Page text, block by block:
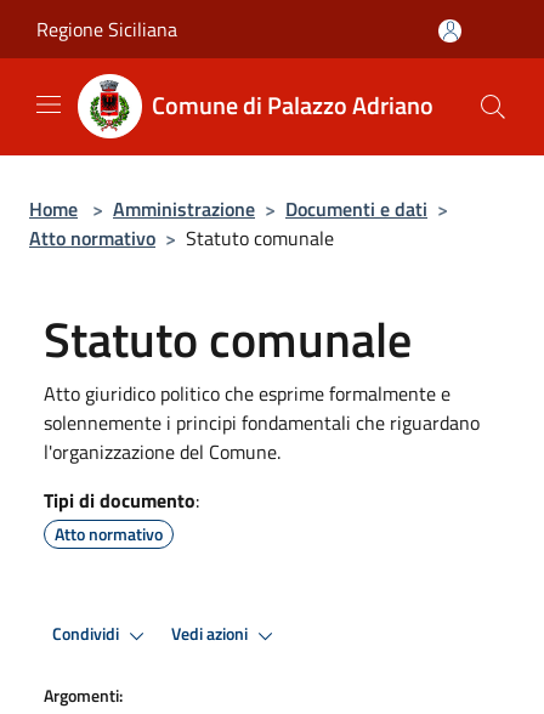
Regione Siciliana
Comune di Palazzo Adriano
Home > Amministrazione > Documenti e dati >
Atto normativo > Statuto comunale
Statuto comunale
Atto giuridico politico che esprime formalmente e
solennemente i principi fondamentali che riguardano
l'organizzazione del Comune.
Tipi di documento:
Atto normativo
Condividi Vedi azioni
Argomenti: